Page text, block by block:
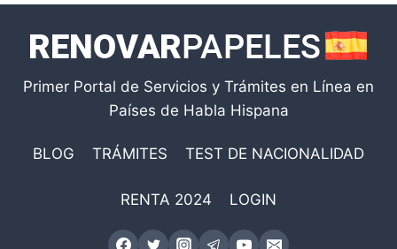
Primer Portal de Servicios y Trámites en Línea en
Países de Habla Hispana
BLOG TRÁMITES TEST DE NACIONALIDAD
RENTA 2024 LOGIN